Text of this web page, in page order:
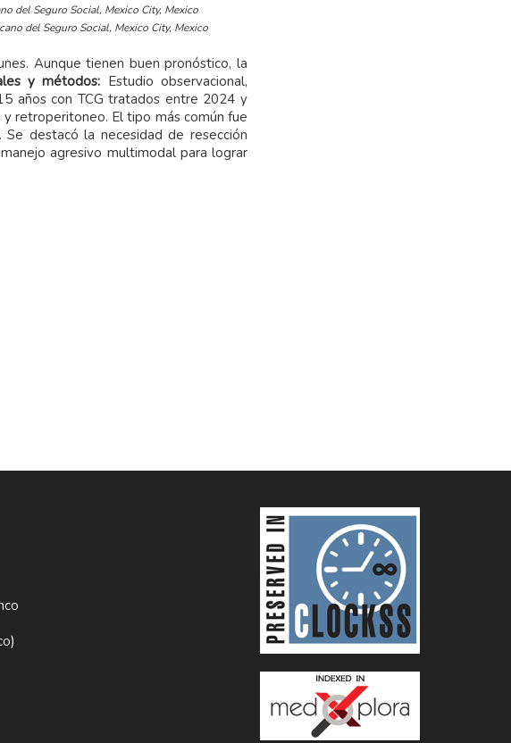
del Seguro Social, Mexico City, Mexico
del Seguro Social, Mexico City, Mexico
Aunque tienen buen pronóstico, la
y métodos: Estudio observacional,
años con TCG tratados entre 2024 y
retroperitoneo. El tipo más común fue
destacó la necesidad de resección
agresivo multimodal para lograr